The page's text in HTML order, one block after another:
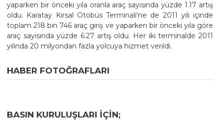
yaparken bir önceki yıla oranla araç sayısında yüzde 1.17 artış
oldu. Karatay Kırsal Otobüs Terminali'ne de 2011 yılı içinde
toplam 218 bin 746 araç giriş ve yaparken bir önceki yıla göre
araç sayısında yüzde 6.27 artış oldu. Her iki terminalde 2011
yılında 20 milyondan fazla yolcuya hizmet verildi.
HABER FOTOĞRAFLARI
BASIN KURULUŞLARI IÇIN;